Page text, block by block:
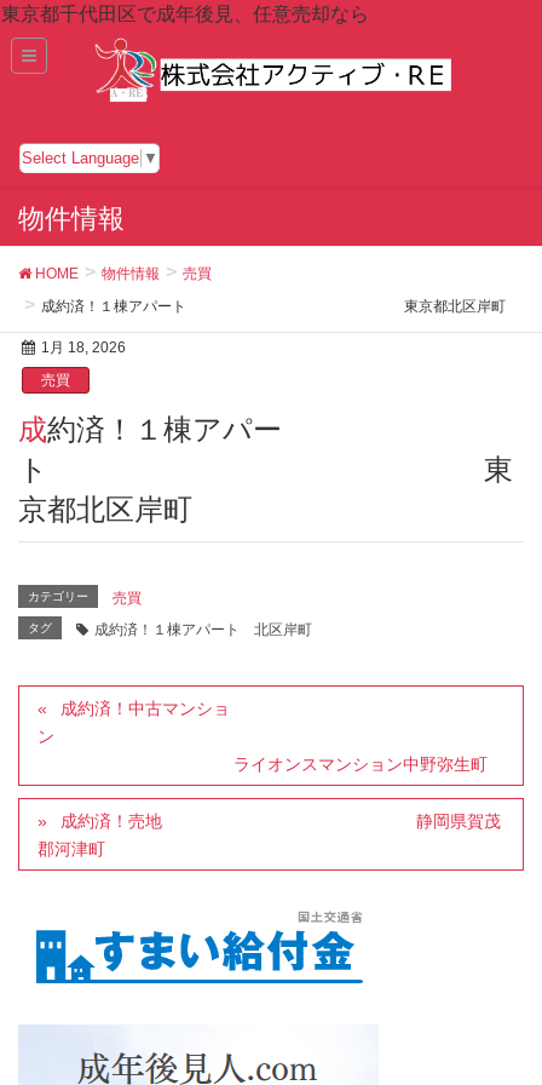
東京都千代田区で成年後見、任意売却なら
Select Language ▼
物件情報
HOME 物件情報
売買
成約済！１棟アパート 東京都北区岸町
1月 18, 2026
売買
成約済！１棟アパー
ト 東
京都北区岸町
カテゴリー 売買
タグ 成約済！１棟アパート 北区岸町
成約済！中古マンショ
ン
ライオンスマンション中野弥生町
成約済！売地 静岡県賀茂
郡河津町